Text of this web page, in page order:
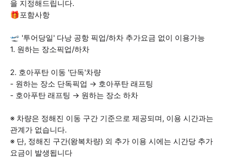
을 지정해드립니다.
🎁포함사항
🛫 '투어당일' 다낭 공항 픽업/하차 추가요금 없이 이용가능
1. 원하는 장소픽업/하차
2. 호아푸탄 이동 '단독'차량
- 원하는 장소 단독픽업 → 호아푸탄 래프팅
- 호아푸탄 래프팅 → 원하는 장소 하차
※ 차량은 정해진 이동 구간 기준으로 제공되며, 이용 시간과는
관계가 없습니다.
※ 단, 정해진 구간(왕복차량) 외 추가 이용 시에는 시간당 추가
요금이 발생됩니다